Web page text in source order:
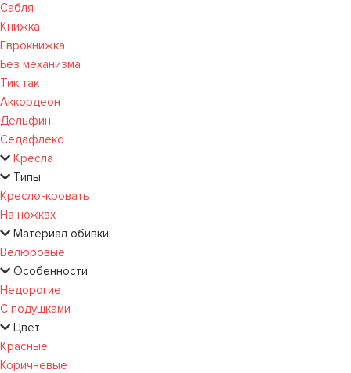
Сабля
Книжка
Еврокнижка
Без механизма
Тик так
Аккордеон
Дельфин
Седафлекс
Кресла
Типы
Кресло-кровать
На ножках
Материал обивки
Велюровые
Особенности
Недорогие
С подушками
Цвет
Красные
Коричневые